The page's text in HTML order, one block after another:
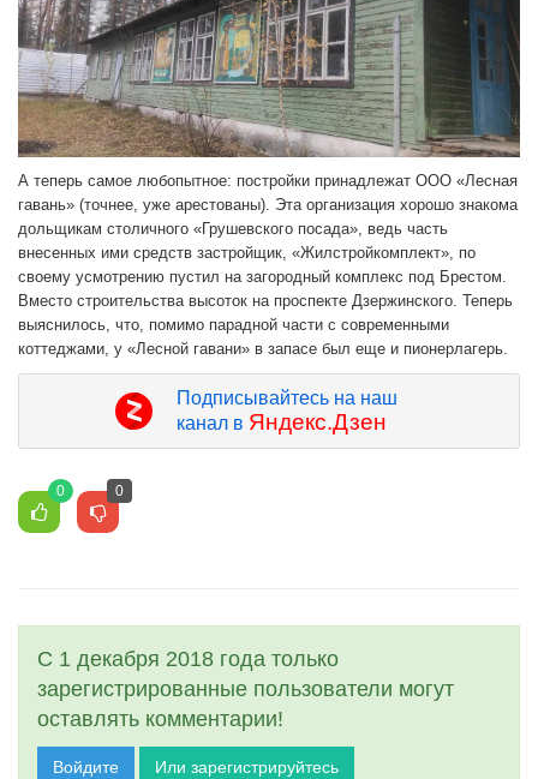
А теперь самое любопытное: постройки принадлежат ООО «Лесная
гавань» (точнее, уже арестованы). Эта организация хорошо знакома
дольщикам столичного «Грушевского посада», ведь часть
внесенных ими средств застройщик, «Жилстройкомплект», по
своему усмотрению пустил на загородный комплекс под Брестом.
Вместо строительства высоток на проспекте Дзержинского. Теперь
выяснилось, что, помимо парадной части с современными
коттеджами, у «Лесной гавани» в запасе был еще и пионерлагерь.
Подписывайтесь на наш
канал в Яндекс.Дзен
0 0
С 1 декабря 2018 года только
зарегистрированные пользователи могут
оставлять комментарии!
Войдите Или зарегистрируйтесь